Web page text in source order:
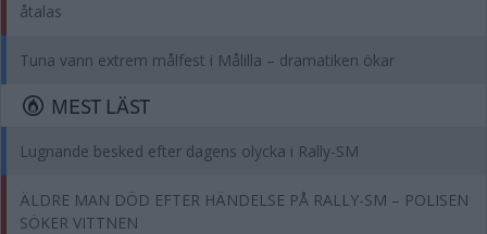
åtalas
Tuna vann extrem målfest i Målilla – dramatiken ökar
MEST LÄST
Lugnande besked efter dagens olycka i Rally-SM
ÄLDRE MAN DÖD EFTER HÄNDELSE PÅ RALLY-SM – POLISEN
SÖKER VITTNEN